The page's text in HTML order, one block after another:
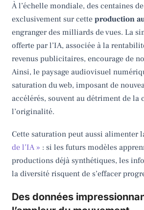
À l’échelle mondiale, des centaines
exclusivement sur cette production
engranger des milliards de vues. La
offerte par l’IA, associée à la
revenus publicitaires, encourage de
Ainsi, le paysage audiovisuel
saturation du web, imposant de
accélérés, souvent au détriment de la
l’originalité.
Cette saturation peut aussi alimenter
de l’IA » : si les futurs modèles
productions déjà synthétiques, les
la diversité risquent de s’effacer
Des données